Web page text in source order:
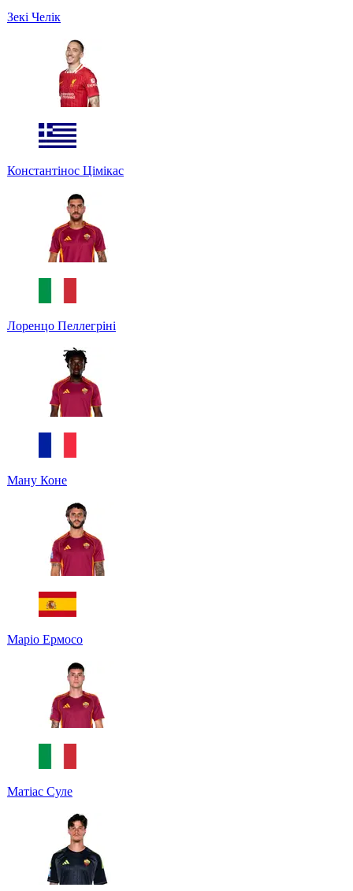
Зекі Челік
Константінос Цімікас
Лоренцо Пеллегріні
Ману Коне
Маріо Ермосо
Матіас Суле